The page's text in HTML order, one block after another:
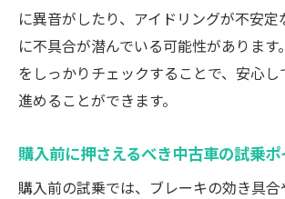
に異音がしたり、アイドリングが不安
に不具合が潜んでいる可能性があります
をしっかりチェックすることで、安心し
進めることができます。
購入前に押さえるべき中古車の試乗ポ
購入前の試乗では、ブレーキの効き具